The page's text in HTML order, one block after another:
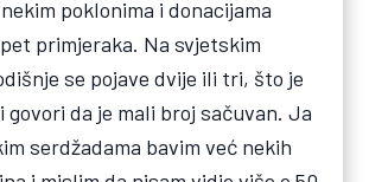
poklonima i donacijama
primjeraka. Na svjetskim
se pojave dvije ili tri, što je
govori da je mali broj sačuvan. Ja
serdžadama bavim već nekih